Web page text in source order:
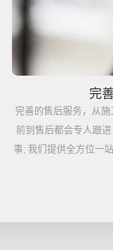
完
完善的售后服务，从
前到售后都会专人跟
事; 我们提供全方位一